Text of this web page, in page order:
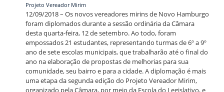
Projeto Vereador Mirim
12/09/2018 – Os novos vereadores mirins de Novo Hamburgo
foram diplomados durante a sessão ordinária da Câmara
desta quarta-feira, 12 de setembro. Ao todo, foram
empossados 21 estudantes, representando turmas de 6º a 9º
ano de sete escolas municipais, que trabalharão até o final do
ano na elaboração de propostas de melhorias para sua
comunidade, seu bairro e para a cidade. A diplomação é mais
uma etapa da segunda edição do Projeto Vereador Mirim,
organizado pela Câmara, por meio da Escola do Legislativo, e